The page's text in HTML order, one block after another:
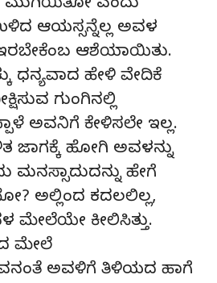
ಮುಗಿಯಿತೋ ಎಂದು
ಆಯಸ್ಸನ್ನೆಲ್ಲ ಅವಳ
ಇರಬೇಕೆಂಬ ಆಶೆಯಾಯಿತು.
ಧನ್ಯವಾದ ಹೇಳಿ ವೇದಿಕೆ
ಗುಂಗಿನಲ್ಲಿ
ಅವನಿಗೆ ಕೇಳಿಸಲೇ ಇಲ್ಲ.
ಜಾಗಕ್ಕೆ ಹೋಗಿ ಅವಳನ್ನು
ಮನಸ್ಸಾದುದನ್ನು ಹೇಗೆ
ಅಲ್ಲಿಂದ ಕದಲಲಿಲ್ಲ,
ಮೇಲೆಯೇ ಕೀಲಿಸಿತ್ತು.
ಮೇಲೆ
ಅವಳಿಗೆ ತಿಳಿಯದ ಹಾಗೆ